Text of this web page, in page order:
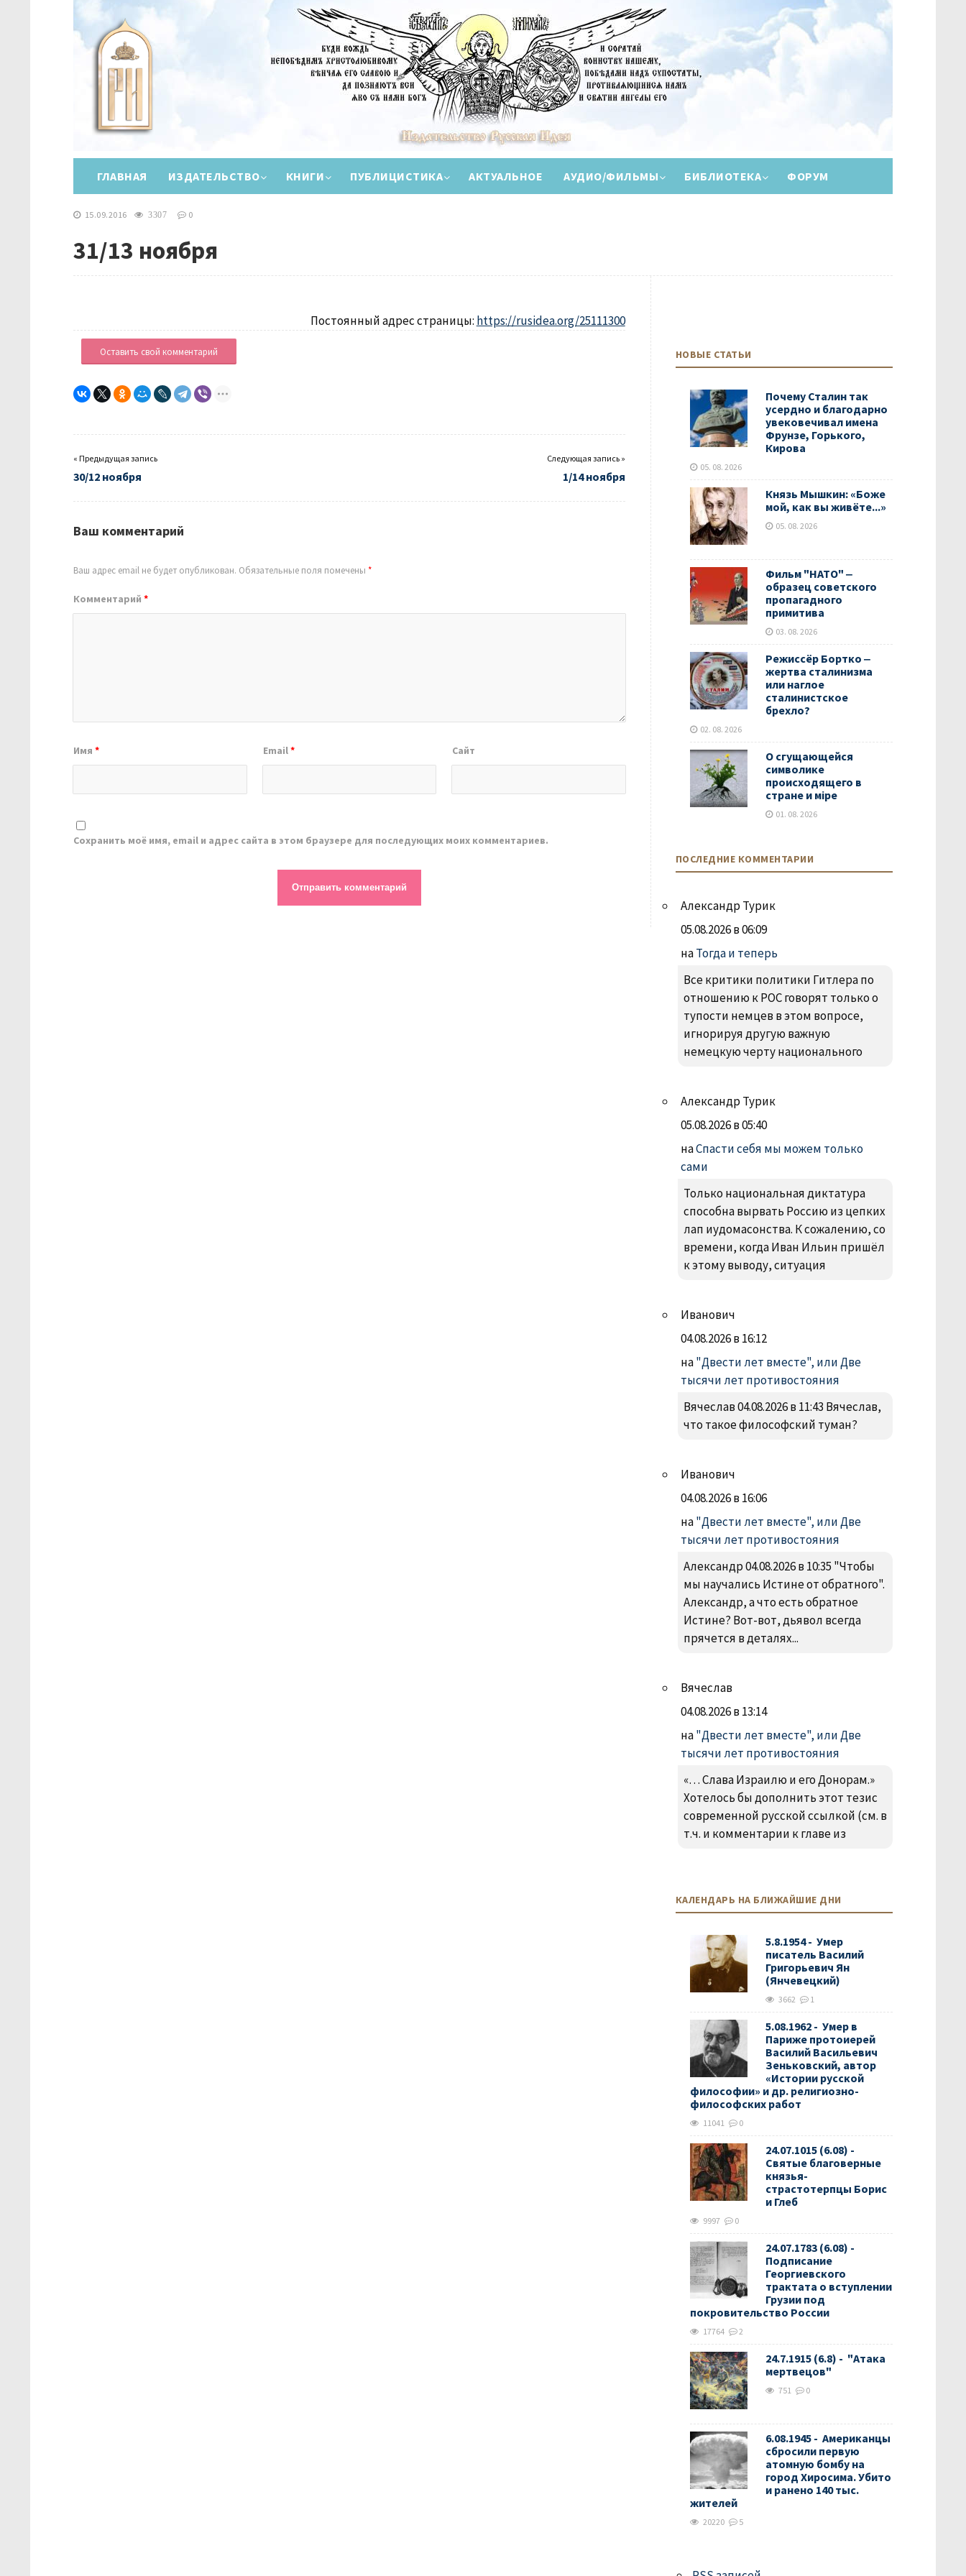
ГЛАВНАЯ ИЗДАТЕЛЬСТВО КНИГИ ПУБЛИЦИСТИКА АКТУАЛЬНОЕ АУДИО/ФИЛЬМЫ БИБЛИОТЕКА ФОРУМ
15.09.2016 3307 0
31/13 ноября
Постоянный адрес страницы: https://rusidea.org/25111300
Оставить свой комментарий
« Предыдущая запись
30/12 ноября
Следующая запись »
1/14 ноября
Ваш комментарий
Ваш адрес email не будет опубликован. Обязательные поля помечены *
Комментарий *
Имя * Email* Сайт
Сохранить моё имя, email и адрес сайта в этом браузере для последующих моих комментариев.
НОВЫЕ СТАТЬИ
Почему Сталин так
усердно и благодарно
увековечивал имена
Фрунзе, Горького,
Кирова
05. 08. 2026
Князь Мышкин: «Боже
мой, как вы живёте...»
05. 08. 2026
Фильм "НАТО" ‒
образец советского
пропагадного
примитива
03. 08. 2026
Режиссёр Бортко ‒
жертва сталинизма
или наглое
сталинистское
брехло?
02. 08. 2026
О сгущающейся
символике
происходящего в
стране и мiре
01. 08. 2026
ПОСЛЕДНИЕ КОММЕНТАРИИ
Александр Турик
05.08.2026 в 06:09
наТогда и теперь
Все критики политики Гитлера по
отношению к РОС говорят только о
тупости немцев в этом вопросе,
игнорируя другую важную
немецкую черту национального
Александр Турик
05.08.2026 в 05:40
наСпасти себя мы можем только
сами
Только национальная диктатура
способна вырвать Россию из цепких
лап иудомасонства. К сожалению, со
времени, когда Иван Ильин пришёл
к этому выводу, ситуация
Иванович
04.08.2026 в 16:12
на"Двести лет вместе", или Две
тысячи лет противостояния
Вячеслав 04.08.2026 в 11:43 Вячеслав,
что такое философский туман?
Иванович
04.08.2026 в 16:06
на"Двести лет вместе", или Две
тысячи лет противостояния
Александр 04.08.2026 в 10:35 "Чтобы
мы научались Истине от обратного".
Александр, а что есть обратное
Истине? Вот-вот, дьявол всегда
прячется в деталях...
Вячеслав
04.08.2026 в 13:14
на"Двести лет вместе", или Две
тысячи лет противостояния
«… Слава Израилю и его Донорам.»
Хотелось бы дополнить этот тезис
современной русской ссылкой (см. в
т.ч. и комментарии к главе из
КАЛЕНДАРЬ НА БЛИЖАЙШИЕ ДНИ
5.8.1954 - Умер
писатель Василий
Григорьевич Ян
(Янчевецкий)
3662 1
5.08.1962 - Умер в
Париже протоиерей
Василий Васильевич
Зеньковский, автор
«Истории русской
философии» и др. религиозно-
философских работ
11041 0
24.07.1015 (6.08) -
Святые благоверные
князья-
страстотерпцы Борис
и Глеб
9997 0
24.07.1783 (6.08) -
Подписание
Георгиевского
трактата о вступлении
Грузии под
покровительство России
17764 2
24.7.1915 (6.8) - "Атака
мертвецов"
751 0
6.08.1945 - Американцы
сбросили первую
атомную бомбу на
город Хиросима. Убито
и ранено 140 тыс.
жителей
20220 5